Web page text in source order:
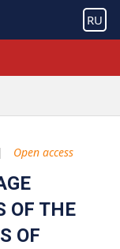
RU
Open access
OF THE
OF